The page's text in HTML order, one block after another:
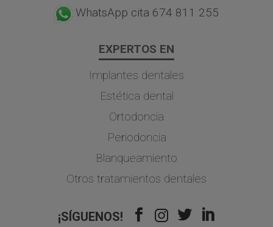
WhatsApp cita 674 811 255
EXPERTOS EN
Implantes dentales
Estética dental
Ortodoncia
Periodoncia
Blanqueamiento
Otros tratamientos dentales
¡SÍGUENOS!